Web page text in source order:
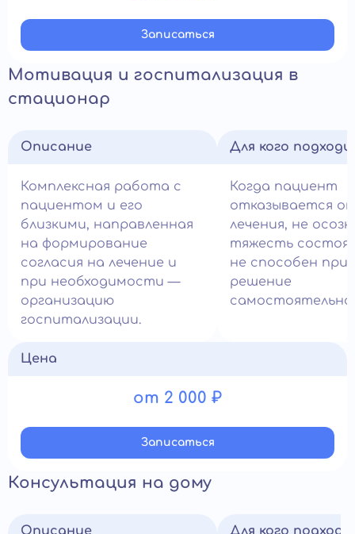
Записатьcя
Мотивация и госпитализация в
стационар
Описание
Комплексная работа с
пациентом и его
близкими, направленная
на формирование
согласия на лечение и
при необходимости —
организацию
госпитализации.
Для кого
Когда пациент
отказывается
лечения, не
тяжесть
не способен
решение
самостоятельно.
Цена
от 2 000 ₽
Записатьcя
Консультация на дому
Описание Для кого